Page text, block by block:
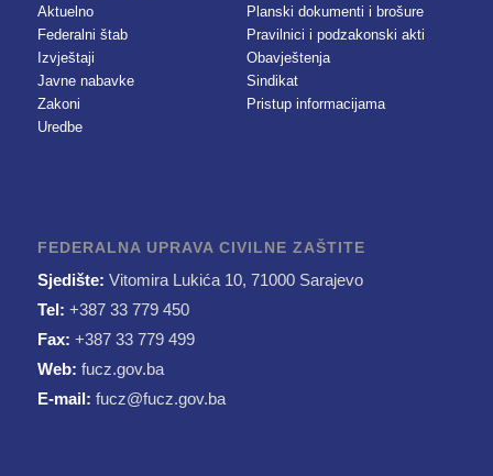
Aktuelno
Federalni štab
Izvještaji
Javne nabavke
Zakoni
Uredbe
Planski dokumenti i brošure
Pravilnici i podzakonski akti
Obavještenja
Sindikat
Pristup informacijama
FEDERALNA UPRAVA CIVILNE ZAŠTITE
Sjedište: Vitomira Lukića 10, 71000 Sarajevo
Tel: +387 33 779 450
Fax: +387 33 779 499
Web: fucz.gov.ba
E-mail: fucz@fucz.gov.ba